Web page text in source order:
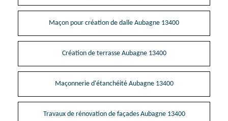
Maçon pour création de dalle Aubagne 13400
Création de terrasse Aubagne 13400
Maçonnerie d'étanchéité Aubagne 13400
Travaux de rénovation de façades Aubagne 13400